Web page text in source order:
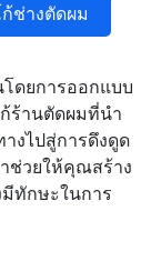
ช่างตัดผม
ดยการออกแบบ
ร้านตัดผมที่นำ
งไปสู่การดึงดูด
ช่วยให้คุณสร้าง
ทักษะในการ